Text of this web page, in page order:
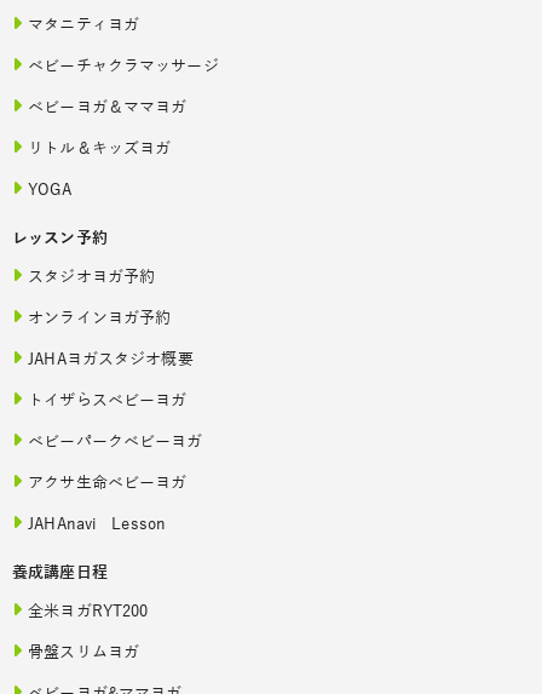
マタニティヨガ
ベビーチャクラマッサージ
ベビーヨガ＆ママヨガ
リトル＆キッズヨガ
YOGA
レッスン予約
スタジオヨガ予約
オンラインヨガ予約
JAHAヨガスタジオ概要
トイザらスベビーヨガ
ベビーパークベビーヨガ
アクサ生命ベビーヨガ
JAHAnavi Lesson
養成講座日程
全米ヨガRYT200
骨盤スリムヨガ